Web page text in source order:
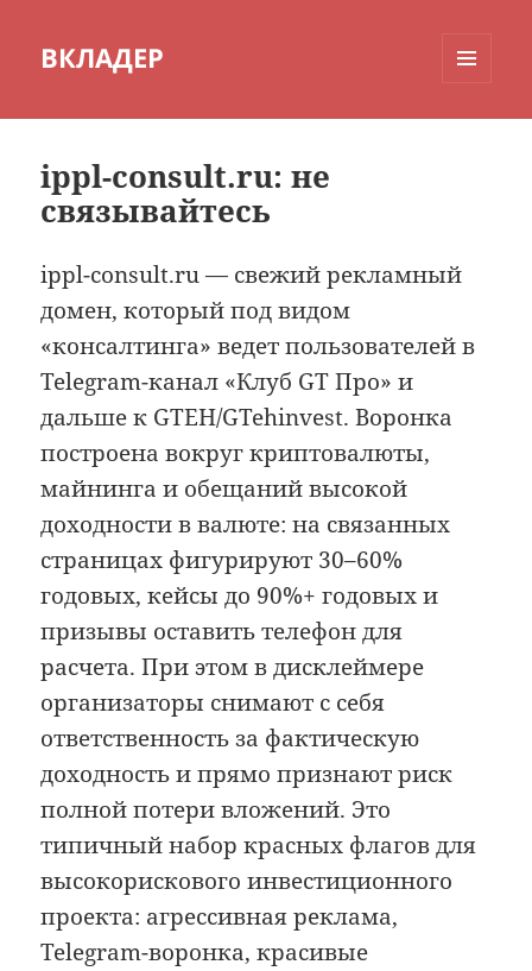
ВКЛАДЕР
ippl-consult.ru: не
связывайтесь
ippl-consult.ru — свежий рекламный
домен, который под видом
«консалтинга» ведет пользователей в
Telegram-канал «Клуб GT Про» и
дальше к GTEH/GTehinvest. Воронка
построена вокруг криптовалюты,
майнинга и обещаний высокой
доходности в валюте: на связанных
страницах фигурируют 30–60%
годовых, кейсы до 90%+ годовых и
призывы оставить телефон для
расчета. При этом в дисклеймере
организаторы снимают с себя
ответственность за фактическую
доходность и прямо признают риск
полной потери вложений. Это
типичный набор красных флагов для
высокорискового инвестиционного
проекта: агрессивная реклама,
Telegram-воронка, красивые